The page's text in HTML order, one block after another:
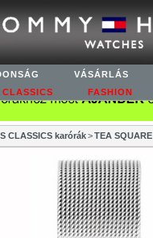
VÁSÁRLÁS
CLASSICS FASHION
CLASSICS karórák > TEA SQUARE